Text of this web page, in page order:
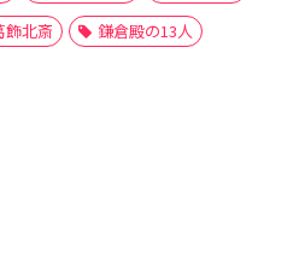
飾北斎 鎌倉殿の13人